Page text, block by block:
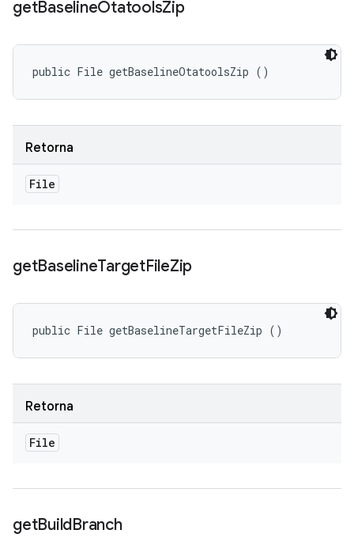
getBaselineOtatoolsZip
public File getBaselineOtatoolsZip ()
Retorna
File
getBaselineTargetFileZip
public File getBaselineTargetFileZip ()
Retorna
File
getBuildBranch